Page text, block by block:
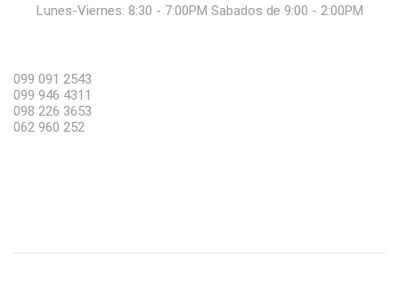
Lunes-Viernes: 8:30 - 7:00PM Sabados de 9:00 - 2:00PM
099 091 2543
099 946 4311
098 226 3653
062 960 252